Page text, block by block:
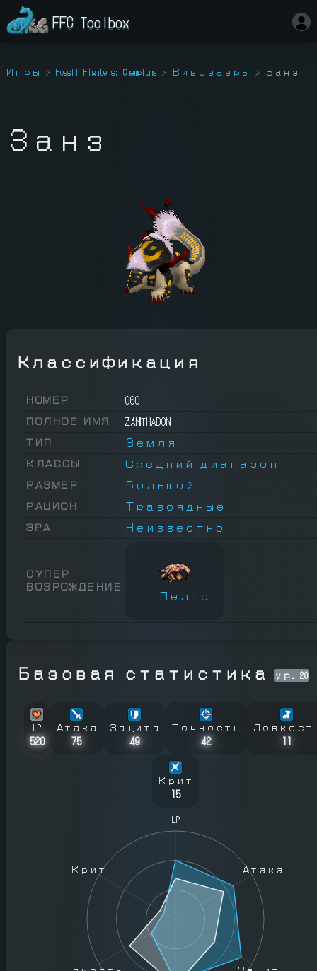
FFC Toolbox
Игры Fossil Fighters: Champions Вивозавры Занз
Занз
Классификация
НОМЕР 060
ПОЛНОЕ ИМЯ ZANTHADON
ТИП Земля
КЛАССЫ Средний диапазон
РАЗМЕР Большой
РАЦИОН Травоядные
ЭРА Неизвестно
СУПЕР
ВОЗРОЖДЕНИЕ
Пелто
Базовая статистика ур. 20
LP
520
Атака
75
Защита
49
Точность
42 11
Крит
15
LP
Атака
Крит